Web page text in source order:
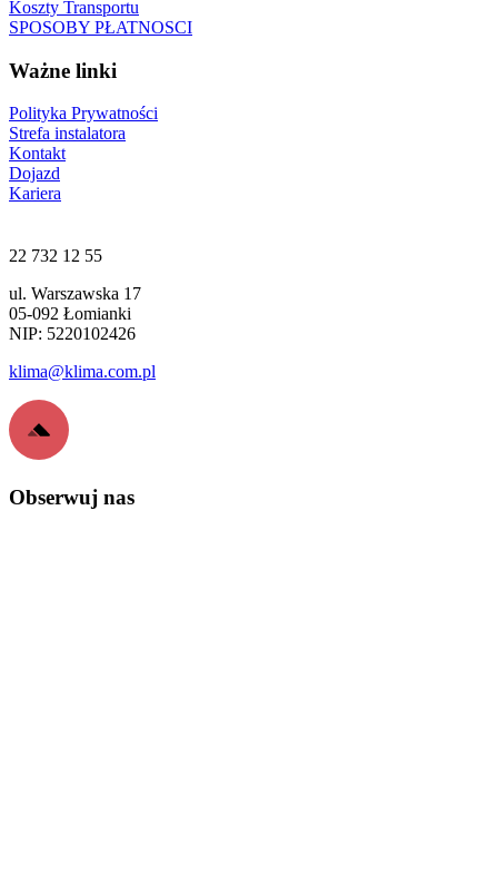
Koszty Transportu
SPOSOBY PŁATNOSCI
Ważne linki
Polityka Prywatności
Strefa instalatora
Kontakt
Dojazd
Kariera
22 732 12 55
ul. Warszawska 17
05-092 Łomianki
NIP: 5220102426
klima@klima.com.pl
Obserwuj nas